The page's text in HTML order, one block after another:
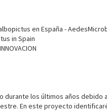
en España -
in Spain
los últimos años debido
En este proyecto